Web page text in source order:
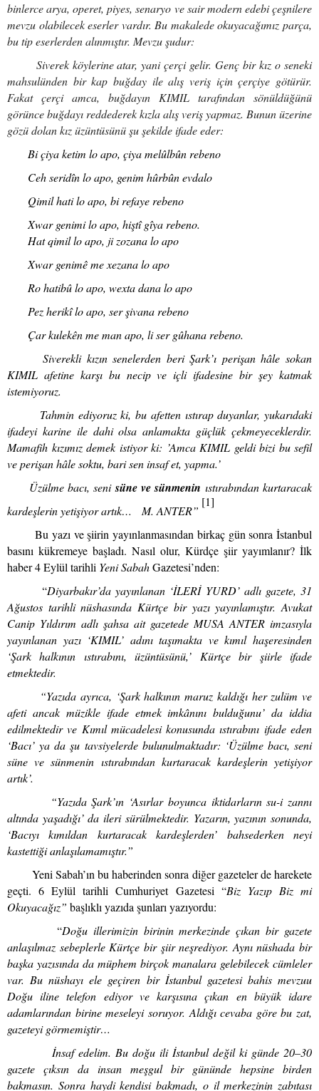
binlerce arya, operet, piyes, senaryo ve sair modern edebi çeşnilere
mevzu olabilecek eserler vardır. Bu makalede okuyacağımız parça,
bu tip eserlerden alınmıştır. Mevzu şudur:
Siverek köylerine atar, yani çerçi gelir. Genç bir kız o seneki
mahsulünden bir kap buğday ile alış veriş için çerçiye götürür.
Fakat çerçi amca, buğdayın KIMIL tarafından sönüldüğünü
görünce buğdayı reddederek kızla alış veriş yapmaz. Bunun üzerine
gözü dolan kız üzüntüsünü şu şekilde ifade eder:
Bi çiya ketim lo apo, çiya melûlbûn rebeno
Ceh seridîn lo apo, genim hûrbûn evdalo
Qimil hati lo apo, bi refaye rebeno
Xwar genimi lo apo, hiştî gîya rebeno.
Hat qimil lo apo, ji zozana lo apo
Xwar genimê me xezana lo apo
Ro hatibû lo apo, wexta dana lo apo
Pez herikî lo apo, ser şivana rebeno
Çar kulekên me man apo, li ser gûhana rebeno.
Siverekli kızın senelerden beri Şark’ı perişan hâle sokan
KIMIL afetine karşı bu necip ve içli ifadesine bir şey katmak
istemiyoruz.
Tahmin ediyoruz ki, bu afetten ıstırap duyanlar, yukarıdaki
ifadeyi karine ile dahi olsa anlamakta güçlük çekmeyeceklerdir.
Mamafih kızımız demek istiyor ki: ’Amca KIMIL geldi bizi bu sefil
ve perişan hâle soktu, bari sen insaf et, yapma.’
Üzülme bacı, seni süne ve sünmenin ıstırabından kurtaracak
kardeşlerin yetişiyor artık… M. ANTER”
[1]
Bu yazı ve şiirin yayınlanmasından birkaç gün sonra İstanbul
basını kükremeye başladı. Nasıl olur, Kürdçe şiir yayımlanır? İlk
haber 4 Eylül tarihli Yeni SabahGazetesi’nden:
“Diyarbakır’da yayınlanan ‘İLERİ YURD’ adlı gazete, 31
Ağustos tarihli nüshasında Kürtçe bir yazı yayınlamıştır. Avukat
Canip Yıldırım adlı şahsa ait gazetede MUSA ANTER imzasıyla
yayınlanan yazı ‘KIMIL’ adını taşımakta ve kımıl haşeresinden
‘Şark halkının ıstırabını, üzüntüsünü,’ Kürtçe bir şiirle ifade
etmektedir.
“Yazıda ayrıca, ‘Şark halkının maruz kaldığı her zulüm ve
afeti ancak müzikle ifade etmek imkânını bulduğunu’ da iddia
edilmektedir ve Kımıl mücadelesi konusunda ıstırabını ifade eden
‘Bacı’ ya da şu tavsiyelerde bulunulmaktadır: ‘Üzülme bacı, seni
süne ve sünmenin ıstırabından kurtaracak kardeşlerin yetişiyor
artık’.
“Yazıda Şark’ın ‘Asırlar boyunca iktidarların su-i zannı
altında yaşadığı’ da ileri sürülmektedir. Yazarın, yazının sonunda,
‘Bacıyı kımıldan kurtaracak kardeşlerden’ bahsederken neyi
kastettiği anlaşılamamıştır.”
Yeni Sabah’ın bu haberinden sonra diğer gazeteler de harekete
geçti. 6 Eylül tarihli Cumhuriyet Gazetesi “Biz Yazıp Biz mi
Okuyacağız” başlıklı yazıda şunları yazıyordu:
“Doğu illerimizin birinin merkezinde çıkan bir gazete
anlaşılmaz sebeplerle Kürtçe bir şiir neşrediyor. Aynı nüshada bir
başka yazısında da müphem birçok manalara gelebilecek cümleler
var. Bu nüshayı ele geçiren bir İstanbul gazetesi bahis mevzuu
Doğu iline telefon ediyor ve karşısına çıkan en büyük idare
adamlarından birine meseleyi soruyor. Aldığı cevaba göre bu zat,
gazeteyi görmemiştir…
İnsaf edelim. Bu doğu ili İstanbul değil ki günde 20–30
gazete çıksın da insan meşgul bir gününde hepsine birden
bakmasın. Sonra haydi kendisi bakmadı, o il merkezinin zabıtası